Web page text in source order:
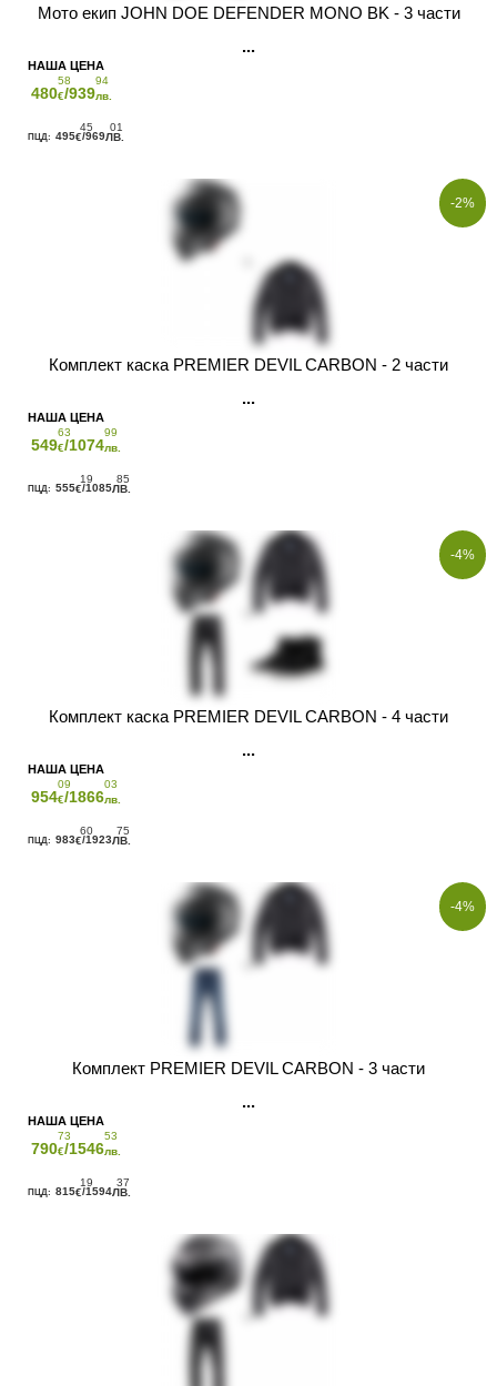
Мото екип JOHN DOE DEFENDER MONO BK - 3 части
480
58
€/939
94
лв.
495
45
€/969
01
ЛВ.
-2%
Комплект каска PREMIER DEVIL CARBON - 2 части
549
63
€/1074
99
лв.
555
19
€/1085
85
ЛВ.
-4%
Комплект каска PREMIER DEVIL CARBON - 4 части
954
09
€/1866
03
лв.
983
60
€/1923
75
ЛВ.
-4%
Комплект PREMIER DEVIL CARBON - 3 части
790
73
€/1546
53
лв.
815
19
€/1594
37
ЛВ.